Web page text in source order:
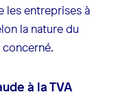
les entreprises à
la nature du
à la TVA